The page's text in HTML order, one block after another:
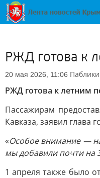
РЖД готова к
20 мая 2026, 11:06 Паблики
РЖД готова к летним
Пассажирам
Кавказа, заявил глава
«Особое внимание —
мы добавили почти на
1 апреля также было